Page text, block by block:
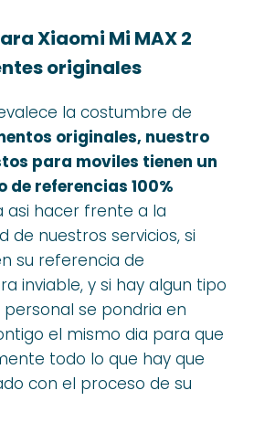
Xiaomi Mi MAX 2
originales
la costumbre de
originales, nuestro
para moviles tienen un
referencias 100%
asi hacer frente a la
de nuestros servicios, si
su referencia de
inviable, y si hay algun tipo
se pondria en
el mismo dia para que
todo lo que hay que
con el proceso de su